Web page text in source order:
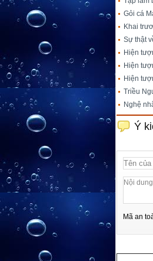
Gỏi cá
Khai
Sự thật
Hiện
Hiện
Hiện
Triều
Nghệ
Ý
Mã an